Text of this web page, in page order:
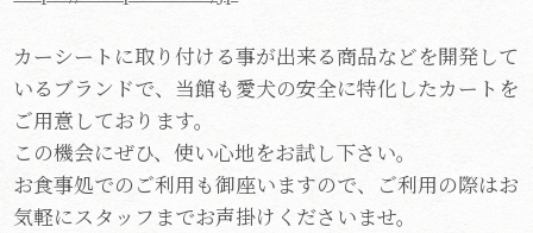
カーシートに取り付ける事が出来る商品などを開発して
いるブランドで、当館も愛犬の安全に特化したカートを
ご用意しております。
この機会にぜひ、使い心地をお試し下さい。
お食事処でのご利用も御座いますので、ご利用の際はお
気軽にスタッフまでお声掛けくださいませ。